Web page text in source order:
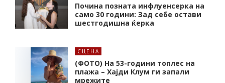
Почина позната инфлуенсерка на
само 30 години: Зад себе остави
шестгодишна ќерка
СЦЕНА
(ФОТО) На 53-години топлес на
плажа – Хајди Клум ги запали
мрежите